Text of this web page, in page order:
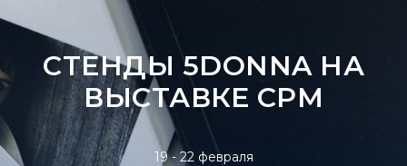
СТЕНДЫ 5DONNA НА
ВЫСТАВКЕ CPM
19 - 22 февраля